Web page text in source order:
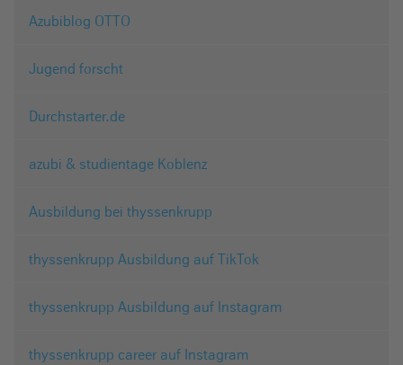
Azubiblog OTTO
Jugend forscht
Durchstarter.de
azubi & studientage Koblenz
Ausbildung bei thyssenkrupp
thyssenkrupp Ausbildung auf TikTok
thyssenkrupp Ausbildung auf Instagram
thyssenkrupp career auf Instagram